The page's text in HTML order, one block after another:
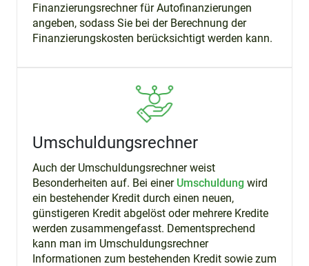
Finanzierungsrechner für Autofinanzierungen
angeben, sodass Sie bei der Berechnung der
Finanzierungskosten berücksichtigt werden kann.
Umschuldungsrechner
Auch der Umschuldungsrechner weist
Besonderheiten auf. Bei einer Umschuldung wird
ein bestehender Kredit durch einen neuen,
günstigeren Kredit abgelöst oder mehrere Kredite
werden zusammengefasst. Dementsprechend
kann man im Umschuldungsrechner
Informationen zum bestehenden Kredit sowie zum